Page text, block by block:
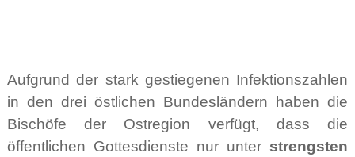
Aufgrund der stark gestiegenen Infektionszahlen
in den drei östlichen Bundesländern haben die
Bischöfe der Ostregion verfügt, dass die
öffentlichen Gottesdienste nur unter strengsten